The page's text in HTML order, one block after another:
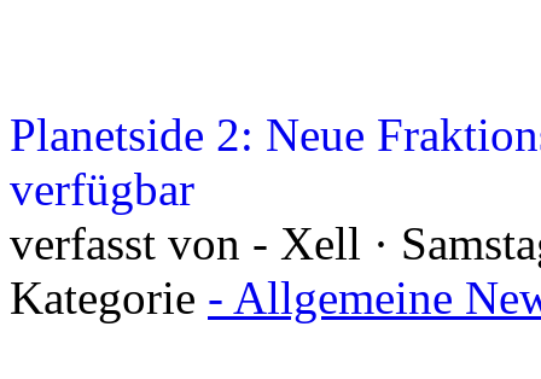
Planetside 2: Neue
verfügbar
verfasst von - Xell ·
Kategorie - Allgemeine